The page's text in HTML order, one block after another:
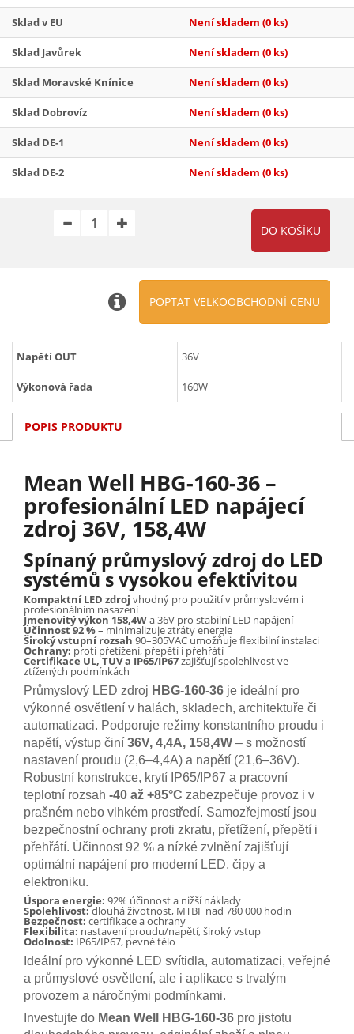
Sklad v EU Není skladem (0 ks)
Sklad Javůrek Není skladem (0 ks)
Sklad Moravské Knínice Není skladem (0 ks)
Sklad Dobrovíz Není skladem (0 ks)
Sklad DE-1 Není skladem (0 ks)
Sklad DE-2 Není skladem (0 ks)
POPTAT VELKOOBCHODNÍ CENU
Napětí OUT 36V
Výkonová řada 160W
POPIS PRODUKTU
Mean Well HBG-160-36 –
profesionální LED napájecí
zdroj 36V, 158,4W
Spínaný průmyslový zdroj do LED
systémů s vysokou efektivitou
Kompaktní LED zdroj vhodný pro použití v průmyslovém i
profesionálním nasazení
Jmenovitý výkon 158,4Wa 36V pro stabilní LED napájení
Účinnost 92 %– minimalizuje ztráty energie
Široký vstupní rozsah 90–305VAC umožňuje flexibilní instalaci
Ochrany: proti přetížení, přepětí i přehřátí
Certifikace UL, TUV a IP65/IP67zajišťují spolehlivost ve
ztížených podmínkách
Průmyslový LED zdroj HBG-160-36 je ideální pro
výkonné osvětlení v halách, skladech, architektuře či
automatizaci. Podporuje režimy konstantního proudu i
napětí, výstup činí 36V, 4,4A, 158,4W – s možností
nastavení proudu (2,6–4,4A) a napětí (21,6–36V).
Robustní konstrukce, krytí IP65/IP67 a pracovní
teplotní rozsah -40 až +85°C zabezpečuje provoz i v
prašném nebo vlhkém prostředí. Samozřejmostí jsou
bezpečnostní ochrany proti zkratu, přetížení, přepětí i
přehřátí. Účinnost 92 % a nízké zvlnění zajišťují
optimální napájení pro moderní LED, čipy a
elektroniku.
Úspora energie: 92% účinnost a nižší náklady
Spolehlivost:dlouhá životnost, MTBF nad 780 000 hodin
Bezpečnost: certifikace a ochrany
Flexibilita: nastavení proudu/napětí, široký vstup
Odolnost: IP65/IP67, pevné tělo
Ideální pro výkonné LED svítidla, automatizaci, veřejné
a průmyslové osvětlení, ale i aplikace s trvalým
provozem a náročnými podmínkami.
Investujte do Mean Well HBG-160-36 pro jistotu